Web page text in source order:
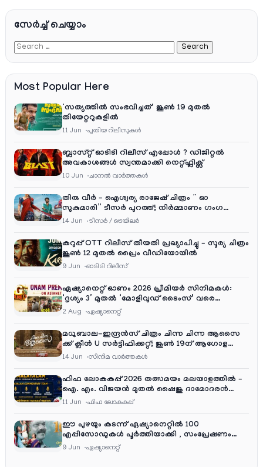
സേര്‍ച്ച്‌ ചെയ്യാം
Most Popular Here
‘സത്യത്തിൽ സംഭവിച്ചത്’ ജൂൺ 19 മുതൽ
തിയേറ്ററുകളിൽ
11 Jun പുതിയ റിലീസുകള്‍
ബ്ലാസ്റ്റ് ഓടിടി റിലീസ് എപ്പോൾ ? ഡിജിറ്റൽ
അവകാശങ്ങൾ സ്വന്തമാക്കി നെറ്റ്ഫ്ലിക്സ്
10 Jun ചാനല്‍ വാര്‍ത്തകള്‍
തിരു വീർ – ഐശ്വര്യ രാജേഷ് ചിത്രം ” ഓ
സുകുമാരി” ടീസർ പുറത്ത്; നിർമ്മാണം ഗംഗ
എന്റർടൈൻമെന്റ്‌സ്
14 Jun ടീസര്‍ / ട്രെയിലര്‍
കറുപ്പ് OTT റിലീസ് തീയതി പ്രഖ്യാപിച്ചു – സൂര്യ ചിത്രം
ജൂൺ 12 മുതൽ പ്രൈം വീഡിയോയിൽ
9 Jun ഓടിടി റിലീസ്
ഏഷ്യാനെറ്റ് ഓണം 2026 പ്രീമിയർ സിനിമകൾ:
‘ദൃശ്യം 3’ മുതൽ ‘മോളിവുഡ് ടൈംസ്’ വരെ
ആഘോഷ വിരുന്ന്
2 Aug ഏഷ്യാനെറ്റ്‌
മധുബാല-ഇന്ദ്രൻസ് ചിത്രം ചിന്ന ചിന്ന ആസൈ
ക്ക് ക്ലീൻ U സർട്ടിഫിക്കറ്റ്; ജൂൺ 19ന് ആഗോള
റിലീസ്
14 Jun സിനിമ വാര്‍ത്തകള്‍
ഫിഫ ലോകകപ്പ് 2026 തത്സമയം മലയാളത്തിൽ –
ഐ. എം. വിജയൻ മുതൽ ഷൈജു ദാമോദരൻ
വരെ കമന്ററി സംഘത്തിൽ
11 Jun ഫിഫ ലോകകപ്പ്
ഈ പുഴയും കടന്ന് ഏഷ്യാനെറ്റിൽ 100
എപ്പിസോഡുകൾ പൂർത്തിയാക്കി , സംപ്രേഷണം
തിങ്കൾ മുതൽ വെള്ളി വരെ രാത്രി 9:30 ന്
9 Jun ഏഷ്യാനെറ്റ്‌